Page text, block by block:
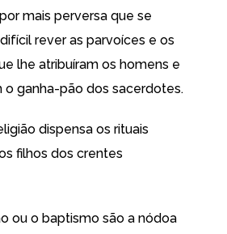
mais perversa que se
rever as parvoíces e os
lhe atribuíram os homens e
o ganha-pão dos sacerdotes.
dispensa os rituais
filhos dos crentes
ou o baptismo são a nódoa